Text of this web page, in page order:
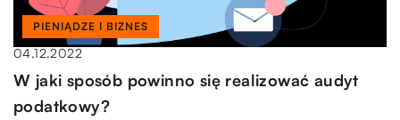
PIENIĄDZE I BIZNES
04.12.2022
W jaki sposób powinno się realizować audyt
podatkowy?